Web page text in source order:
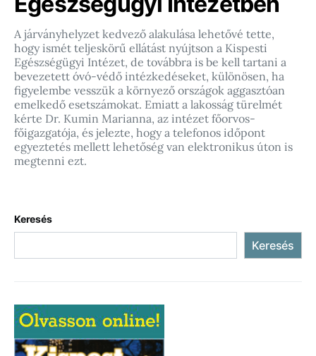
A járványhelyzet kedvező alakulása lehetővé tette,
hogy ismét teljeskörű ellátást nyújtson a Kispesti
Egészségügyi Intézet, de továbbra is be kell tartani a
bevezetett óvó-védő intézkedéseket, különösen, ha
figyelembe vesszük a környező országok aggasztóan
emelkedő esetszámokat. Emiatt a lakosság türelmét
kérte Dr. Kumin Marianna, az intézet főorvos-
főigazgatója, és jelezte, hogy a telefonos időpont
egyeztetés mellett lehetőség van elektronikus úton is
megtenni ezt.
Keresés
Keresés